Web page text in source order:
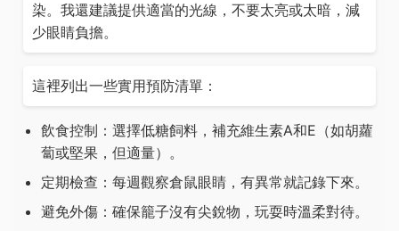
染。我還建議提供適當的光線，不要太亮或太暗，減
少眼睛負擔。
這裡列出一些實用預防清單：
飲食控制：選擇低糖飼料，補充維生素A和E（如胡蘿
蔔或堅果，但適量）。
定期檢查：每週觀察倉鼠眼睛，有異常就記錄下來。
避免外傷：確保籠子沒有尖銳物，玩耍時溫柔對待。